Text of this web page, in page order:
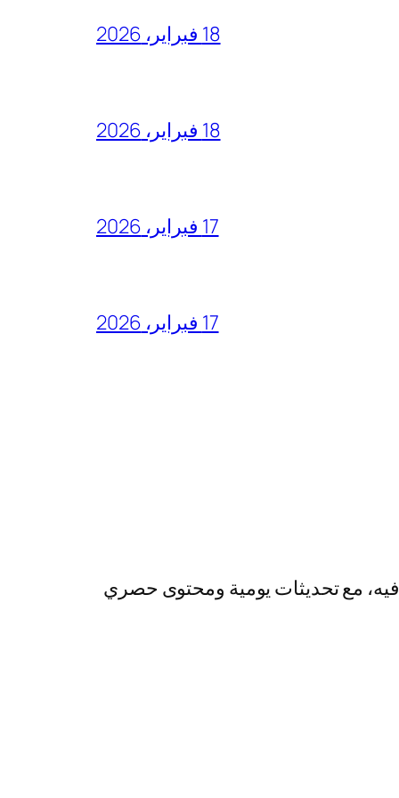
18 فبراير، 2026
18 فبراير، 2026
17 فبراير، 2026
17 فبراير، 2026
مع تحديثات يومية ومحتوى حصري